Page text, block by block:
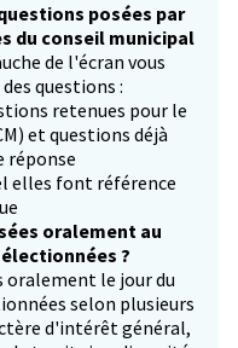
posées par
du conseil municipal
de l'écran vous
questions :
retenues pour le
et questions déjà
réponse
elles font référence
oralement au
?
oralement le jour du
selon plusieurs
d'intérêt général,